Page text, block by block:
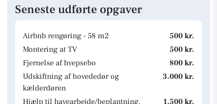
Seneste udførte opgaver
Airbnb rengøring - 58 m2
500 kr.
Montering at TV
500 kr.
Fjernelse af hvepsebo
800 kr.
Udskiftning af hovededør og
kælderdøren
3.000 kr.
Hjælp til havearbejde/beplantning. 1.500 kr.